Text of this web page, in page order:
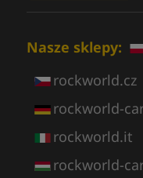
Nasze sklepy:
rockworld.cz
rockworld-
rockworld.it
rockworld-